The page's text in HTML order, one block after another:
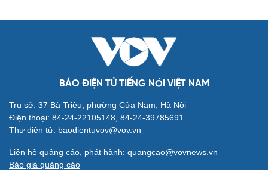
BÁO ĐIỆN TỬ TIẾNG NÓI VIỆT NAM
Trụ sở: 37 Bà Triệu, phường Cửa Nam, Hà Nội
Điện thoại: 84-24-22105148, 84-24-39785691
Thư điện tử: baodientuvov@vov.vn
Liên hệ quảng cáo, phát hành: quangcao@vovnews.vn
Báo giá quảng cáo